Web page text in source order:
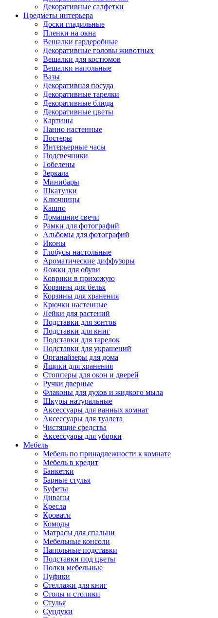
Декоративные салфетки
Предметы интерьера
Доски гладильные
Пленки на окна
Вешалки гардеробные
Декоративные головы животных
Вешалки для костюмов
Вешалки напольные
Вазы
Декоративная посуда
Декоративные тарелки
Декоративные блюда
Декоративные цветы
Картины
Панно настенные
Постеры
Интерьерные часы
Подсвечники
Гобелены
Зеркала
Минибары
Шкатулки
Ключницы
Кашпо
Домашние свечи
Рамки для фотографий
Альбомы для фотографий
Иконы
Глобусы настольные
Ароматические диффузоры
Ложки для обуви
Коврики в прихожую
Корзины для белья
Корзины для хранения
Крючки настенные
Лейки для растений
Подставки для зонтов
Подставки для книг
Подставки для тарелок
Подставки для украшений
Органайзеры для дома
Ящики для хранения
Стопперы для окон и дверей
Ручки дверные
Флаконы для духов и жидкого мыла
Шкуры натуральные
Аксессуары для ванных комнат
Аксессуары для туалета
Чистящие средства
Аксессуары для уборки
Мебель
Мебель по принадлежности к комнате
Мебель в кредит
Банкетки
Барные стулья
Буфеты
Диваны
Кресла
Кровати
Комоды
Матрасы для спальни
Мебельные консоли
Напольные подставки
Подставки под цветы
Полки мебельные
Пуфики
Стеллажи для книг
Столы и столики
Стулья
Сундуки